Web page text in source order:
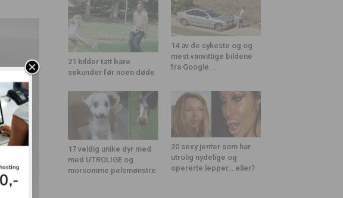
21 bilder tatt bare
sekunder før noen døde
14 av de sykeste og og
mest vanvittige bildene
fra Google...
17 veldig unike dyr med
med UTROLIGE og
morsomme pelsmønstre
20 sexy jenter som har
utrolig nydelige og
opererte lepper… eller?